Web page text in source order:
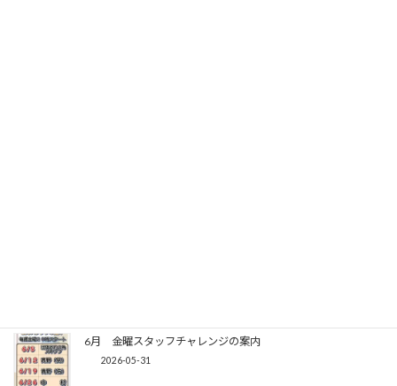
6月 金曜スタッフチャレンジの案内
2026-05-31